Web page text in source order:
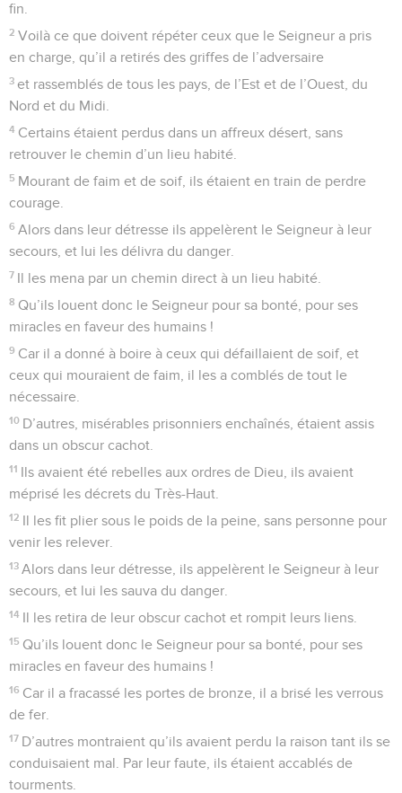
fin.
2 Voilà ce que doivent répéter ceux que le Seigneur a pris
en charge, qu’il a retirés des griffes de l’adversaire
3 et rassemblés de tous les pays, de l’Est et de l’Ouest, du
Nord et du Midi.
4 Certains étaient perdus dans un affreux désert, sans
retrouver le chemin d’un lieu habité.
5 Mourant de faim et de soif, ils étaient en train de perdre
courage.
6 Alors dans leur détresse ils appelèrent le Seigneur à leur
secours, et lui les délivra du danger.
7 Il les mena par un chemin direct à un lieu habité.
8 Qu’ils louent donc le Seigneur pour sa bonté, pour ses
miracles en faveur des humains !
9 Car il a donné à boire à ceux qui défaillaient de soif, et
ceux qui mouraient de faim, il les a comblés de tout le
nécessaire.
10 D’autres, misérables prisonniers enchaînés, étaient assis
dans un obscur cachot.
11 Ils avaient été rebelles aux ordres de Dieu, ils avaient
méprisé les décrets du Très-Haut.
12 Il les fit plier sous le poids de la peine, sans personne pour
venir les relever.
13 Alors dans leur détresse, ils appelèrent le Seigneur à leur
secours, et lui les sauva du danger.
14 Il les retira de leur obscur cachot et rompit leurs liens.
15 Qu’ils louent donc le Seigneur pour sa bonté, pour ses
miracles en faveur des humains !
16 Car il a fracassé les portes de bronze, il a brisé les verrous
de fer.
17 D’autres montraient qu’ils avaient perdu la raison tant ils se
conduisaient mal. Par leur faute, ils étaient accablés de
tourments.